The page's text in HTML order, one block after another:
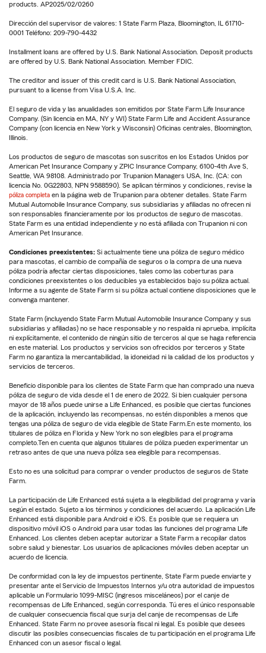
products. AP2025/02/0260
Dirección del supervisor de valores: 1 State Farm Plaza, Bloomington, IL 61710-
0001 Teléfono: 209-790-4432
Installment loans are offered by U.S. Bank National Association. Deposit products
are offered by U.S. Bank National Association. Member FDIC.
The creditor and issuer of this credit card is U.S. Bank National Association,
pursuant to a license from Visa U.S.A. Inc.
El seguro de vida y las anualidades son emitidos por State Farm Life Insurance
Company. (Sin licencia en MA, NY y WI) State Farm Life and Accident Assurance
Company (con licencia en New York y Wisconsin) Oficinas centrales, Bloomington,
Illinois.
Los productos de seguro de mascotas son suscritos en los Estados Unidos por
American Pet Insurance Company y ZPIC Insurance Company, 6100-4th Ave S,
Seattle, WA 98108. Administrado por Trupanion Managers USA, Inc. (CA: con
licencia No. 0G22803, NPN 9588590). Se aplican términos y condiciones, revise la
póliza completa en la página web de Trupanion para obtener detalles. State Farm
Mutual Automobile Insurance Company, sus subsidiarias y afiliadas no ofrecen ni
son responsables financieramente por los productos de seguro de mascotas.
State Farm es una entidad independiente y no está afiliada con Trupanion ni con
American Pet Insurance.
Condiciones preexistentes: Si actualmente tiene una póliza de seguro médico
para mascotas, el cambio de compañía de seguros o la compra de una nueva
póliza podría afectar ciertas disposiciones, tales como las coberturas para
condiciones preexistentes o los deducibles ya establecidos bajo su póliza actual.
Informe a su agente de State Farm si su póliza actual contiene disposiciones que le
convenga mantener.
State Farm (incluyendo State Farm Mutual Automobile Insurance Company y sus
subsidiarias y afiliadas) no se hace responsable y no respalda ni aprueba, implícita
ni explícitamente, el contenido de ningún sitio de terceros al que se haga referencia
en este material. Los productos y servicios son ofrecidos por terceros y State
Farm no garantiza la mercantabilidad, la idoneidad ni la calidad de los productos y
servicios de terceros.
Beneficio disponible para los clientes de State Farm que han comprado una nueva
póliza de seguro de vida desde el 1 de enero de 2022. Si bien cualquier persona
mayor de 18 años puede unirse a Life Enhanced, es posible que ciertas funciones
de la aplicación, incluyendo las recompensas, no estén disponibles a menos que
tengas una póliza de seguro de vida elegible de State Farm.En este momento, los
titulares de póliza en Florida y New York no son elegibles para el programa
completo.Ten en cuenta que algunos titulares de póliza pueden experimentar un
retraso antes de que una nueva póliza sea elegible para recompensas.
Esto no es una solicitud para comprar o vender productos de seguros de State
Farm.
La participación de Life Enhanced está sujeta a la elegibilidad del programa y varía
según el estado. Sujeto a los términos y condiciones del acuerdo. La aplicación Life
Enhanced está disponible para Android e iOS. Es posible que se requiera un
dispositivo móvil iOS o Android para usar todas las funciones del programa Life
Enhanced. Los clientes deben aceptar autorizar a State Farm a recopilar datos
sobre salud y bienestar. Los usuarios de aplicaciones móviles deben aceptar un
acuerdo de licencia.
De conformidad con la ley de impuestos pertinente, State Farm puede enviarte y
presentar ante el Servicio de Impuestos Internos y/u otra autoridad de impuestos
aplicable un Formulario 1099-MISC (ingresos misceláneos) por el canje de
recompensas de Life Enhanced, según corresponda. Tú eres el único responsable
de cualquier consecuencia fiscal que surja del canje de recompensas de Life
Enhanced. State Farm no provee asesoría fiscal ni legal. Es posible que desees
discutir las posibles consecuencias fiscales de tu participación en el programa Life
Enhanced con un asesor fiscal o legal.